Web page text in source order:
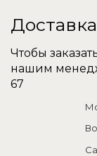
Чтобы
нашим
67